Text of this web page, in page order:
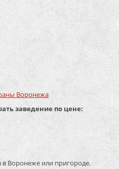
Воронежа
заведение по цене:
в Воронеже или пригороде.